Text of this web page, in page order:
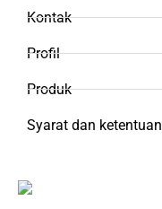
Kontak
Profil
Produk
Syarat dan ketentuan